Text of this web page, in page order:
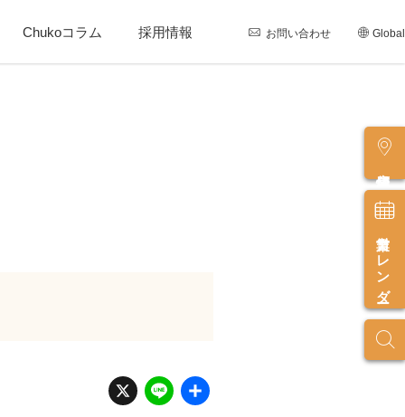
Chukoコラム 採用情報 お問い合わせ Global
営業カレンダー
X Li